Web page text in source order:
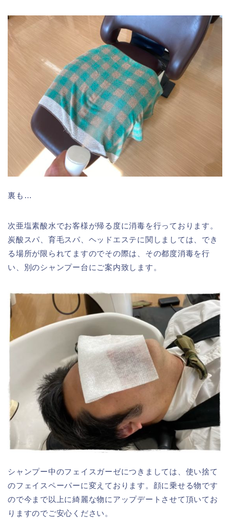
裏も…
次亜塩素酸水でお客様が帰る度に消毒を行っております。
炭酸スパ、育毛スパ、ヘッドエステに関しましては、でき
る場所が限られてますのでその際は、その都度消毒を行
い、別のシャンプー台にご案内致します。
シャンプー中のフェイスガーゼにつきましては、使い捨て
のフェイスペーパーに変えております。顔に乗せる物です
ので今まで以上に綺麗な物にアップデートさせて頂いてお
りますのでご安心ください。